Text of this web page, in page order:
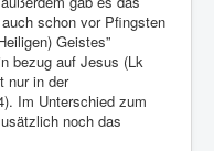
schon vor Pfingsten
Geistes”
bezug auf Jesus (Lk
nur in der
Im Unterschied zum
noch das